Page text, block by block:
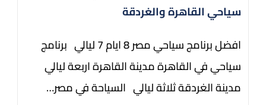
سياحي القاهرة والغردقة
افضل برنامج سياحي مصر 8 ايام 7 ليالي برنامج
سياحي في القاهرة مدينة القاهرة اربعة ليالي
مدينة الغردقة ثلاثة ليالي السياحة في مصر…